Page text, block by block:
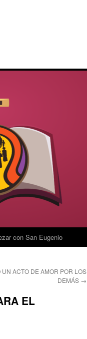
con San Eugenio
ACTO DE AMOR POR LOS
DEMÁS →
EL